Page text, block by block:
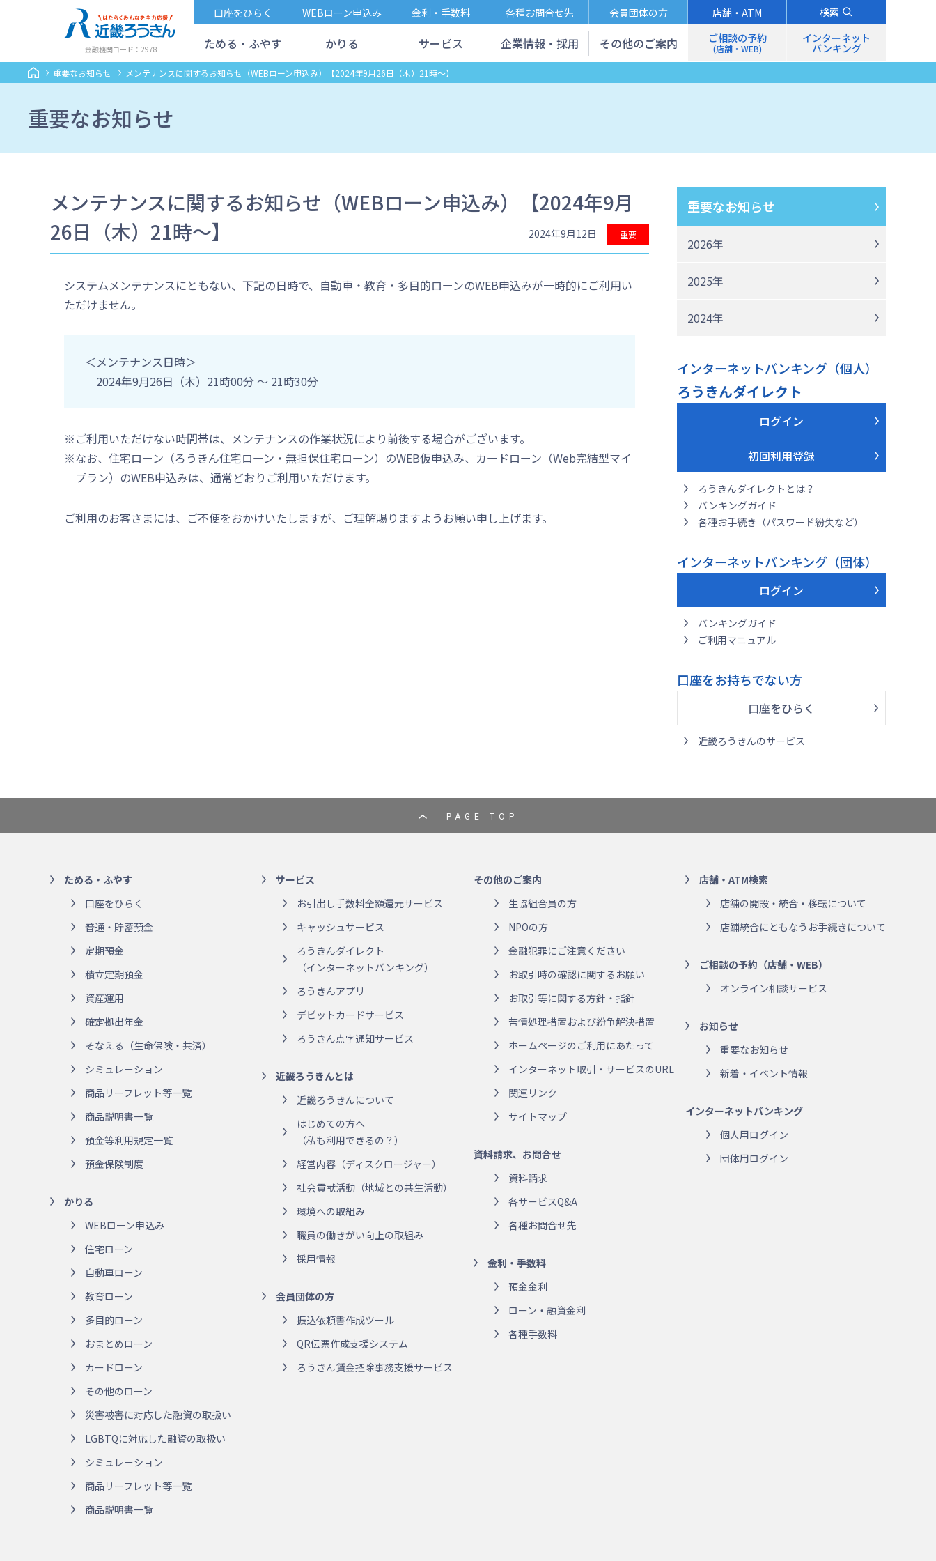
金融機関コード：2978
口座をひらく WEBローン申込み 金利・手数料 各種お問合せ先 会員団体の方 店舗・ATM
ためる・ふやす かりる サービス 企業情報・採用 その他のご案内 ご相談の予約
(店舗・WEB)
インターネット
バンキング
検索
重要なお知らせ メンテナンスに関するお知らせ（WEBローン申込み）【2024年9月26日（木）21時～】
重要なお知らせ
メンテナンスに関するお知らせ（WEBローン申込み）【2024年9月
26日（木）21時～】
重要
2024年9月12日
システムメンテナンスにともない、下記の日時で、 自動車・教育・多目的ローンのWEB申込みが一時的にご利用い
ただけません。
＜メンテナンス日時＞
2024年9月26日（木）21時00分 ～ 21時30分
※ご利用いただけない時間帯は、メンテナンスの作業状況により前後する場合がございます。
※なお、住宅ローン（ろうきん住宅ローン・無担保住宅ローン）のWEB仮申込み、カードローン（Web完結型マイ
プラン）のWEB申込みは、通常どおりご利用いただけます。
ご利用のお客さまには、ご不便をおかけいたしますが、ご理解賜りますようお願い申し上げます。
重要なお知らせ
2026年
2025年
2024年
インターネットバンキング（個人）
ろうきんダイレクト
ログイン
初回利用登録
ろうきんダイレクトとは？
バンキングガイド
各種お手続き（パスワード紛失など）
インターネットバンキング（団体）
ログイン
バンキングガイド
ご利用マニュアル
口座をお持ちでない方
口座をひらく
近畿ろうきんのサービス
PAGE TOP
ためる・ふやす
口座をひらく
普通・貯蓄預金
定期預金
積立定期預金
資産運用
確定拠出年金
そなえる（生命保険・共済）
シミュレーション
商品リーフレット等一覧
商品説明書一覧
預金等利用規定一覧
預金保険制度
かりる
WEBローン申込み
住宅ローン
自動車ローン
教育ローン
多目的ローン
おまとめローン
カードローン
その他のローン
災害被害に対応した融資の取扱い
LGBTQに対応した融資の取扱い
シミュレーション
商品リーフレット等一覧
商品説明書一覧
サービス
お引出し手数料全額還元サービス
キャッシュサービス
ろうきんダイレクト
（インターネットバンキング）
ろうきんアプリ
デビットカードサービス
ろうきん点字通知サービス
近畿ろうきんとは
近畿ろうきんについて
はじめての方へ
（私も利用できるの？）
経営内容（ディスクロージャー）
社会貢献活動（地域との共生活動）
環境への取組み
職員の働きがい向上の取組み
採用情報
会員団体の方
振込依頼書作成ツール
QR伝票作成支援システム
ろうきん賃金控除事務支援サービス
その他のご案内
生協組合員の方
NPOの方
金融犯罪にご注意ください
お取引時の確認に関するお願い
お取引等に関する方針・指針
苦情処理措置および紛争解決措置
ホームページのご利用にあたって
インターネット取引・サービスのURL
関連リンク
サイトマップ
資料請求、お問合せ
資料請求
各サービスQ&A
各種お問合せ先
金利・手数料
預金金利
ローン・融資金利
各種手数料
店舗・ATM検索
店舗の開設・統合・移転について
店舗統合にともなうお手続きについて
ご相談の予約（店舗・WEB）
オンライン相談サービス
お知らせ
重要なお知らせ
新着・イベント情報
インターネットバンキング
個人用ログイン
団体用ログイン